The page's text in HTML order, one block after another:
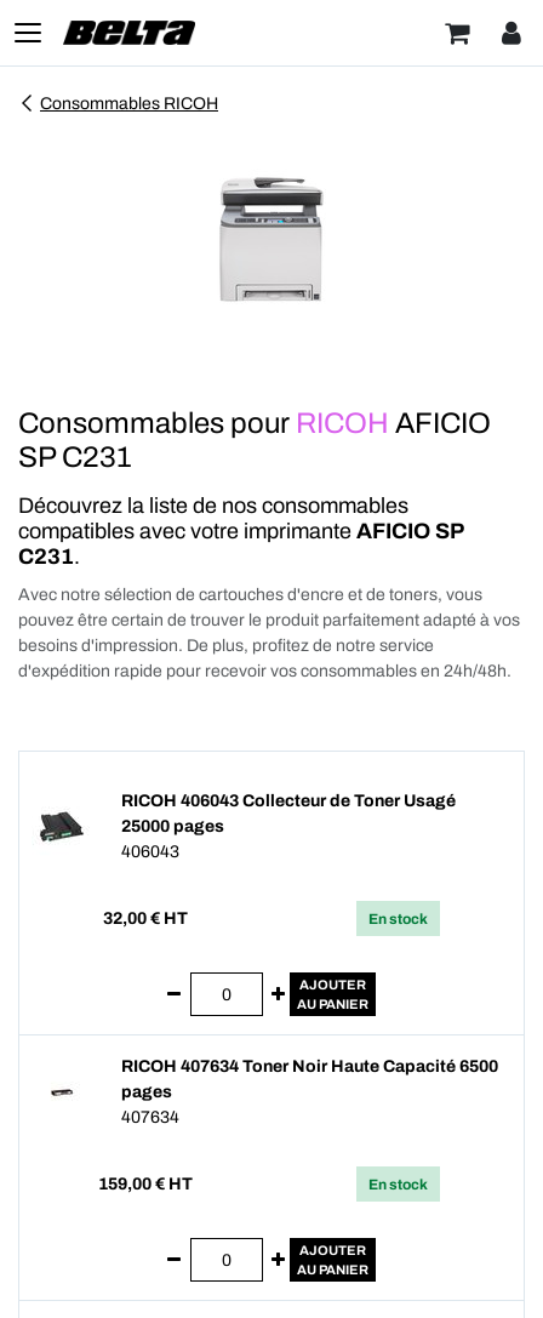
Consommables RICOH
Consommables pour RICOH AFICIO
SP C231
Découvrez la liste de nos consommables
compatibles avec votre imprimante AFICIO SP
C231.
Avec notre sélection de cartouches d'encre et de toners, vous
pouvez être certain de trouver le produit parfaitement adapté à vos
besoins d'impression. De plus, profitez de notre service
d'expédition rapide pour recevoir vos consommables en 24h/48h.
RICOH 406043 Collecteur de Toner Usagé
25000 pages
406043
32,00 € HT En stock
AJOUTER
AU PANIER
RICOH 407634 Toner Noir Haute Capacité 6500
pages
407634
159,00 € HT En stock
AJOUTER
AU PANIER